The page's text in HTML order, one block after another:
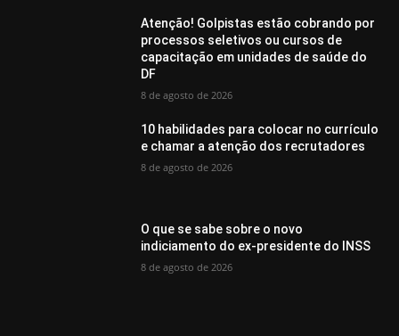
Atenção! Golpistas estão cobrando por
processos seletivos ou cursos de
capacitação em unidades de saúde do
DF
8 de agosto de 2026
10 habilidades para colocar no currículo
e chamar a atenção dos recrutadores
8 de agosto de 2026
O que se sabe sobre o novo
indiciamento do ex-presidente do INSS
8 de agosto de 2026